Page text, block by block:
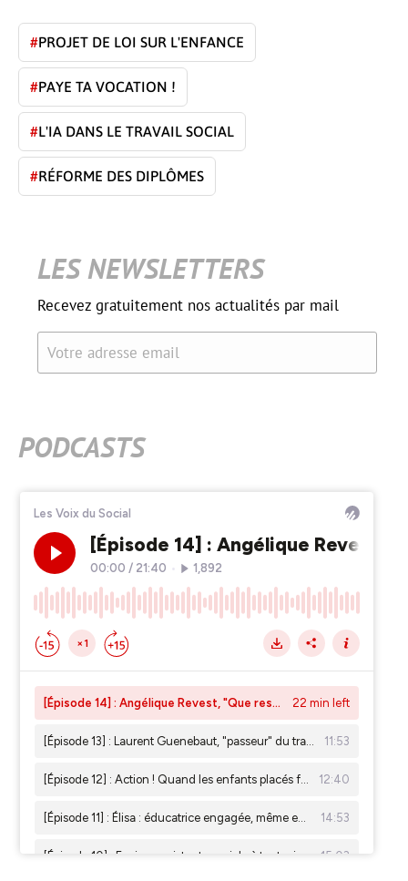
#PROJET DE LOI SUR L'ENFANCE
#PAYE TA VOCATION !
#L'IA DANS LE TRAVAIL SOCIAL
#RÉFORME DES DIPLÔMES
LES NEWSLETTERS
Recevez gratuitement nos actualités par mail
Votre adresse email
PODCASTS